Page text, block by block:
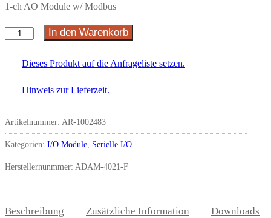
1-ch AO Module w/ Modbus
In den Warenkorb
Dieses Produkt auf die Anfrageliste setzen.
Hinweis zur Lieferzeit.
Artikelnummer: AR-1002483
Kategorien: I/O Module Serielle I/O
Herstellernunmmer: ADAM-4021-F
Beschreibung Zusätzliche Information Downloads